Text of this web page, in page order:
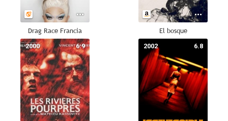
Drag Race Francia El bosque
6.9
2000 6.8
2002